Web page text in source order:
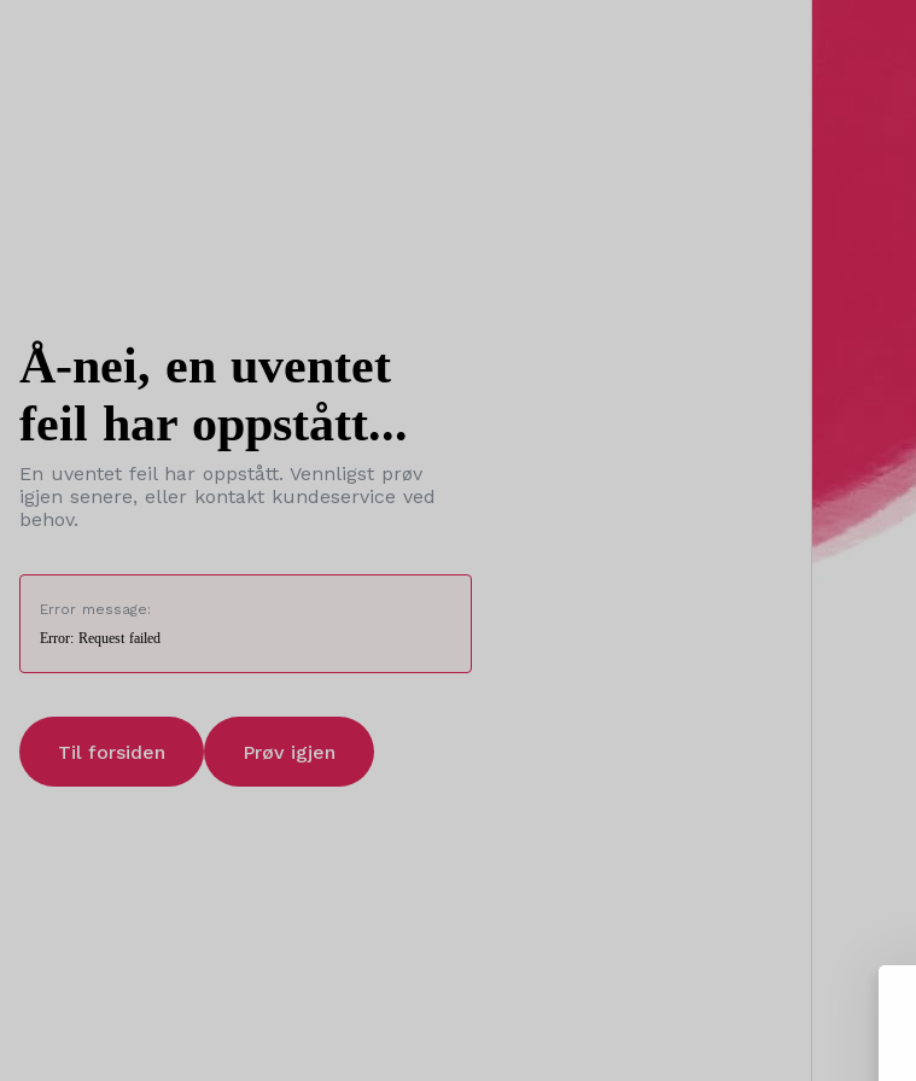
Å-nei, en uventet
feil har oppstått...
En uventet feil har oppstått. Vennligst prøv
igjen senere, eller kontakt kundeservice ved
behov.
Error message:
Error: Request failed
Til forsiden Prøv igjen